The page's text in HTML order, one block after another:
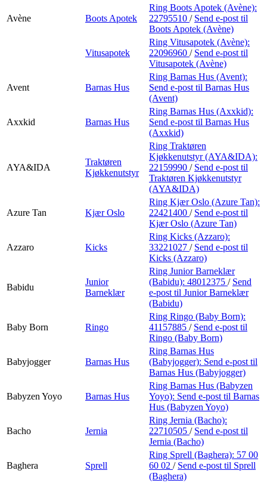
Avène Boots Apotek
Ring Boots Apotek (Avène):
22795510 / Send e-post til
Boots Apotek (Avène)
Vitusapotek
Ring Vitusapotek (Avène):
22096960 / Send e-post til
Vitusapotek (Avène)
Avent Barnas Hus
Ring Barnas Hus (Avent):
Send e-post til Barnas Hus
(Avent)
Axxkid Barnas Hus
Ring Barnas Hus (Axxkid):
Send e-post til Barnas Hus
(Axxkid)
AYA&IDA
Traktøren
Kjøkkenutstyr
Ring Traktøren
Kjøkkenutstyr (AYA&IDA):
22159990 / Send e-post til
Traktøren Kjøkkenutstyr
(AYA&IDA)
Azure Tan Kjær Oslo
Ring Kjær Oslo (Azure Tan):
22421400 / Send e-post til
Kjær Oslo (Azure Tan)
Azzaro Kicks
Ring Kicks (Azzaro):
33221027 / Send e-post til
Kicks (Azzaro)
Babidu
Junior
Barneklær
Ring Junior Barneklær
(Babidu): 48012375 / Send
e-post til Junior Barneklær
(Babidu)
Baby Born Ringo
Ring Ringo (Baby Born):
41157885 / Send e-post til
Ringo (Baby Born)
Babyjogger Barnas Hus
Ring Barnas Hus
(Babyjogger): Send e-post til
Barnas Hus (Babyjogger)
Babyzen Yoyo Barnas Hus
Ring Barnas Hus (Babyzen
Yoyo): Send e-post til Barnas
Hus (Babyzen Yoyo)
Bacho Jernia
Ring Jernia (Bacho):
22710505 / Send e-post til
Jernia (Bacho)
Baghera Sprell
Ring Sprell (Baghera): 57 00
60 02 / Send e-post til Sprell
(Baghera)